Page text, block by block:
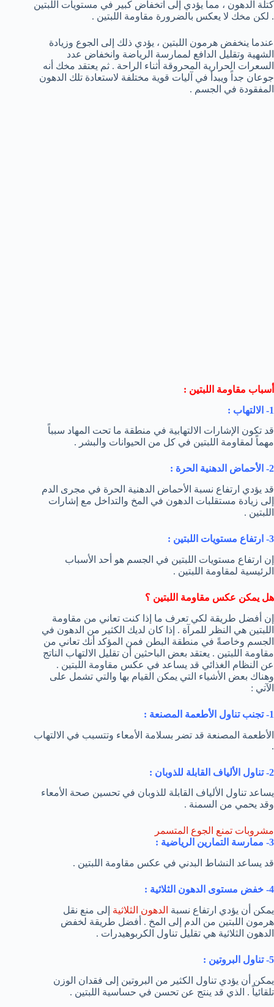
كتلة الدهون ، مما يؤدي إلى اتخفاض كبير في مستويات اللبتين
. لكن مخك لا يعكس بالضرورة مقاومة اللبتين .
عندما ينخفض هرمون اللبتين ، يؤدي ذلك إلى الجوع وزيادة
الشهية وتقليل الدافع لممارسة الرياضة وانخفاض عدد
السعرات الحرارية المحروقة أثناء الراحة . ثم يعتقد مخك أنه
جوعان جداً ويبدأ في آليات قوية مختلفة لاستعادة تلك الدهون
المفقودة في الجسم .
أسباب مقاومة اللبتين :
1- الالتهاب :
قد تكون الإشارات الالتهابية في منطقة ما تحت المهاد سبباً
مهماً لمقاومة اللبتين في كل من الحيوانات والبشر .
2- الأحماض الدهنية الحرة :
قد يؤدي ارتفاع نسبة الأحماض الدهنية الحرة في مجرى الدم
إلى زيادة مستقلبات الدهون في المخ والتداخل مع إشارات
اللبتين .
3- ارتفاع مستويات اللبتين :
إن ارتفاع مستويات اللبتين في الجسم هو أحد الأسباب
الرئيسية لمقاومة اللبتين .
هل يمكن عكس مقاومة اللبتين ؟
إن أفضل طريقة لكي تعرف ما إذا كنت تعاني من مقاومة
اللبتين هي النظر للمرآة . إذا كان لديك الكثير من الدهون في
الجسم وخاصةً في منطقة البطن فمن المؤكد أنك تعاني من
مقاومة اللبتين . يعتقد بعض الباحثين أن تقليل الالتهاب الناتج
عن النظام الغذائي قد يساعد في عكس مقاومة اللبتين .
وهناك بعض الأشياء التي يمكن القيام بها والتي تشمل على
الآتي :
1- تجنب تناول الأطعمة المصنعة :
الأطعمة المصنعة قد تضر بسلامة الأمعاء وتتسبب في الالتهاب
.
2- تناول الألياف القابلة للذوبان :
يساعد تناول الألياف القابلة للذوبان في تحسين صحة الأمعاء
وقد يحمي من السمنة .
مشروبات تمنع الجوع المتسمر
3- ممارسة التمارين الرياضية :
قد يساعد النشاط البدني في عكس مقاومة اللبتين .
4- خفض مستوى الدهون الثلاثية :
يمكن أن يؤدي ارتفاع نسبة الدهون الثلاثية إلى منع نقل
هرمون اللبتين من الدم إلى المخ . أفضل طريقة لخفض
الدهون الثلاثية هي تقليل تناول الكربوهيدرات .
5- تناول البروتين :
يمكن أن يؤدي تناول الكثير من البروتين إلى فقدان الوزن
تلقائياً . الذي قد ينتج عن تحسن في حساسية اللبتين .